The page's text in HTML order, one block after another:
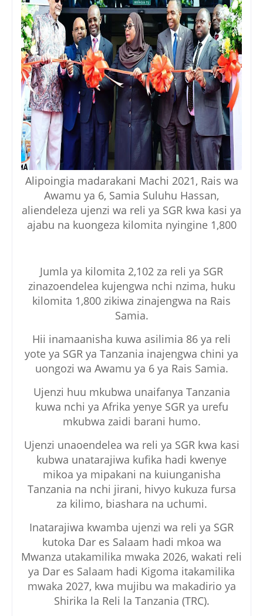
Alipoingia madarakani Machi 2021, Rais wa
Awamu ya 6, Samia Suluhu Hassan,
aliendeleza ujenzi wa reli ya SGR kwa kasi ya
ajabu na kuongeza kilomita nyingine 1,800
Jumla ya kilomita 2,102 za reli ya SGR
zinazoendelea kujengwa nchi nzima, huku
kilomita 1,800 zikiwa zinajengwa na Rais
Samia.
Hii inamaanisha kuwa asilimia 86 ya reli
yote ya SGR ya Tanzania inajengwa chini ya
uongozi wa Awamu ya 6 ya Rais Samia.
Ujenzi huu mkubwa unaifanya Tanzania
kuwa nchi ya Afrika yenye SGR ya urefu
mkubwa zaidi barani humo.
Ujenzi unaoendelea wa reli ya SGR kwa kasi
kubwa unatarajiwa kufika hadi kwenye
mikoa ya mipakani na kuiunganisha
Tanzania na nchi jirani, hivyo kukuza fursa
za kilimo, biashara na uchumi.
Inatarajiwa kwamba ujenzi wa reli ya SGR
kutoka Dar es Salaam hadi mkoa wa
Mwanza utakamilika mwaka 2026, wakati reli
ya Dar es Salaam hadi Kigoma itakamilika
mwaka 2027, kwa mujibu wa makadirio ya
Shirika la Reli la Tanzania (TRC).